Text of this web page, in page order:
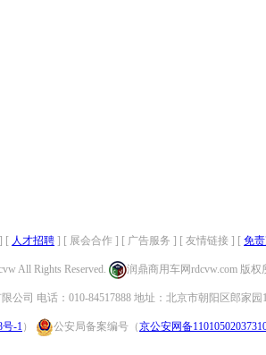
] [ 人才招聘 ] [ 展会合作 ] [ 广告服务 ] [ 友情链接 ] [ 免
All Rights Reserved. 润鼎商用车网rdcvw.com 版
公司 电话：010-84517888 地址：北京市朝阳区郎家
-1 ） 公安局备案编号（京公安网备